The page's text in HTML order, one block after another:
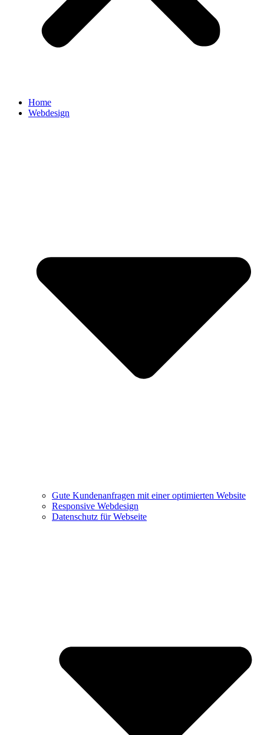
Home
Webdesign
Gute Kundenanfragen mit einer optimierten Website
Responsive Webdesign
Datenschutz für Webseite